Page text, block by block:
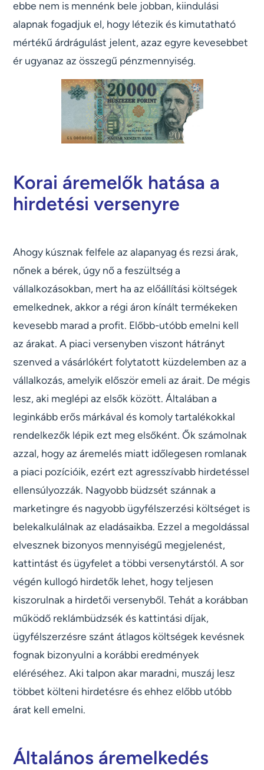
ebbe nem is mennénk bele jobban, kiindulási
alapnak fogadjuk el, hogy létezik és kimutatható
mértékű árdrágulást jelent, azaz egyre kevesebbet
ér ugyanaz az összegű pénzmennyiség.
Korai áremelők hatása a
hirdetési versenyre
Ahogy kúsznak felfele az alapanyag és rezsi árak,
nőnek a bérek, úgy nő a feszültség a
vállalkozásokban, mert ha az előállítási költségek
emelkednek, akkor a régi áron kínált termékeken
kevesebb marad a profit. Előbb-utóbb emelni kell
az árakat. A piaci versenyben viszont hátrányt
szenved a vásárlókért folytatott küzdelemben az a
vállalkozás, amelyik először emeli az árait. De mégis
lesz, aki meglépi az elsők között. Általában a
leginkább erős márkával és komoly tartalékokkal
rendelkezők lépik ezt meg elsőként. Ők számolnak
azzal, hogy az áremelés miatt időlegesen romlanak
a piaci pozícióik, ezért ezt agresszívabb hirdetéssel
ellensúlyozzák. Nagyobb büdzsét szánnak a
marketingre és nagyobb ügyfélszerzési költséget is
belekalkulálnak az eladásaikba. Ezzel a megoldással
elvesznek bizonyos mennyiségű megjelenést,
kattintást és ügyfelet a többi versenytárstól. A sor
végén kullogó hirdetők lehet, hogy teljesen
kiszorulnak a hirdetői versenyből. Tehát a korábban
működő reklámbüdzsék és kattintási díjak,
ügyfélszerzésre szánt átlagos költségek kevésnek
fognak bizonyulni a korábbi eredmények
eléréséhez. Aki talpon akar maradni, muszáj lesz
többet költeni hirdetésre és ehhez előbb utóbb
árat kell emelni.
Általános áremelkedés